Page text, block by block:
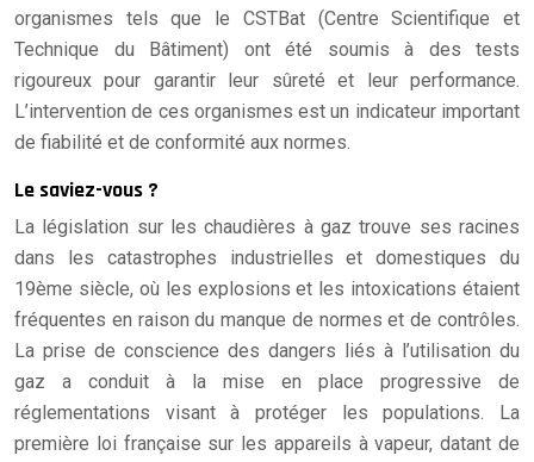
organismes tels que le CSTBat (Centre Scientifique et
Technique du Bâtiment) ont été soumis à des tests
rigoureux pour garantir leur sûreté et leur performance.
L’intervention de ces organismes est un indicateur important
de fiabilité et de conformité aux normes.
Le saviez-vous ?
La législation sur les chaudières à gaz trouve ses racines
dans les catastrophes industrielles et domestiques du
19ème siècle, où les explosions et les intoxications étaient
fréquentes en raison du manque de normes et de contrôles.
La prise de conscience des dangers liés à l’utilisation du
gaz a conduit à la mise en place progressive de
réglementations visant à protéger les populations. La
première loi française sur les appareils à vapeur, datant de